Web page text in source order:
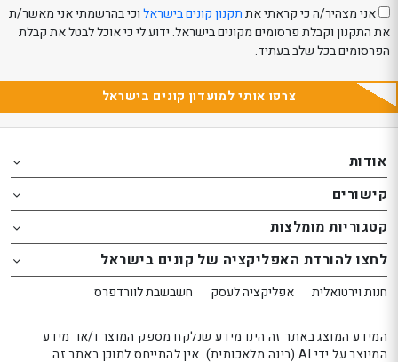
אני מצהיר/ה כי קראתי אתתקנון קונים בישראלוכי בהרשמתי אני מאשר/ת
את התקנון וקבלת פרסומים מקונים בישראל. ידוע לי כי אוכל לבטל את קבלת
הפרסומים בכל שלב בעתיד.
צרפו אותי למועדון קונים בישראל
footer
the
website,
באפשרותך
ללחוץ
אנטר
לאזור
footer
the
website,
באפשרותך
ללחוץ
אנטר
לאזור
אודות
קישורים
קטגוריות מומלצות
לחצו להורדת האפליקציה של קונים בישראל
חנות וירטואלית אפליקציה לעסק חשבשבת לוורדפרס
המידע המוצג באתר זה הינו מידע שנלקח מספק המוצר ו/או מידע
המיוצר על ידי AI (בינה מלאכותית). אין להתייחס לתוכן באתר זה